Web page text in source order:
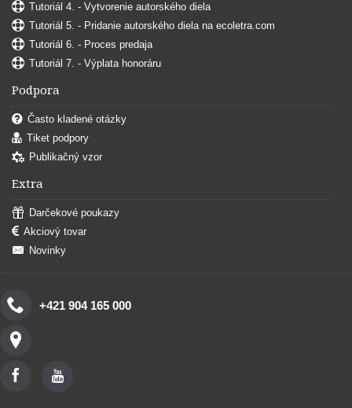
Tutoriál 4. - Vytvorenie autorského diela
Tutoriál 5. - Pridanie autorského diela na ecoletra.com
Tutoriál 6. - Proces predaja
Tutoriál 7. - Výplata honoráru
Podpora
Často kladené otázky
Tiket podpory
Publikačný vzor
Extra
Darčekové poukazy
Akciový tovar
Novinky
+421 904 165 000